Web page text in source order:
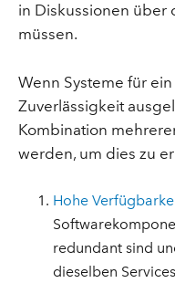
in Diskussionen über
müssen.
Wenn Systeme für
Zuverlässigkeit
Kombination
werden, um dies zu
Hohe
redundant sind
dieselben